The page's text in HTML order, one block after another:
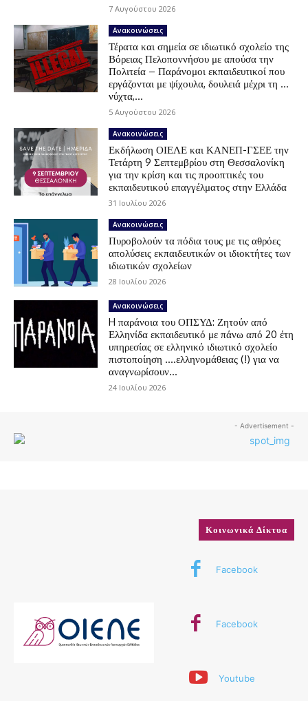
7 Αυγούστου 2026
Ανακοινώσεις
Τέρατα και σημεία σε ιδιωτικό σχολείο της
Βόρειας Πελοποννήσου με απούσα την
Πολιτεία – Παράνομοι εκπαιδευτικοί που
εργάζονται με ψίχουλα, δουλειά μέχρι τη …
νύχτα,...
5 Αυγούστου 2026
Ανακοινώσεις
Εκδήλωση ΟΙΕΛΕ και ΚΑΝΕΠ-ΓΣΕΕ την
Τετάρτη 9 Σεπτεμβρίου στη Θεσσαλονίκη
για την κρίση και τις προοπτικές του
εκπαιδευτικού επαγγέλματος στην Ελλάδα
31 Ιουλίου 2026
Ανακοινώσεις
Πυροβολούν τα πόδια τους με τις αθρόες
απολύσεις εκπαιδευτικών οι ιδιοκτήτες των
ιδιωτικών σχολείων
28 Ιουλίου 2026
Ανακοινώσεις
H παράνοια του ΟΠΣΥΔ: Ζητούν από
Ελληνίδα εκπαιδευτικό με πάνω από 20 έτη
υπηρεσίας σε ελληνικό ιδιωτικό σχολείο
πιστοποίηση ….ελληνομάθειας (!) για να
αναγνωρίσουν...
24 Ιουλίου 2026
- Advertisement -
Κοινωνικά Δίκτυα
Facebook
Facebook
Youtube